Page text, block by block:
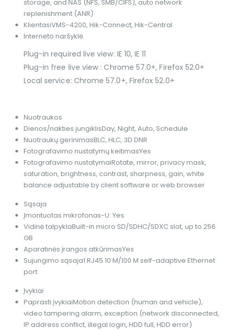
storage, and NAS (NFS, SMB/CIFS), auto network
replenishment (ANR)
KlientasiVMS-4200, Hik-Connect, Hik-Central
Interneto naršyklė
Plug-in required live view: IE 10, IE 11
Plug-in free live view : Chrome 57.0+, Firefox 52.0+
Local service: Chrome 57.0+, Firefox 52.0+
Nuotraukos
Dienos/nakties jungiklisDay, Night, Auto, Schedule
Nuotraukų gerinimasBLC, HLC, 3D DNR
Fotografavimo nustatymų keitimasYes
Fotografavimo nustatymaiRotate, mirror, privacy mask,
saturation, brightness, contrast, sharpness, gain, white
balance adjustable by client software or web browser
Sąsaja
Įmontuotas mikrofonas-U: Yes
Vidinė talpyklaBuilt-in micro SD/SDHC/SDXC slot, up to 256
GB
Aparatinės įrangos atkūrimasYes
Sujungimo sąsaja1 RJ45 10 M/100 M self-adaptive Ethernet
port
Įvykiai
Paprasti įvykiaiMotion detection (human and vehicle),
video tampering alarm, exception (network disconnected,
IP address conflict, illegal login, HDD full, HDD error)